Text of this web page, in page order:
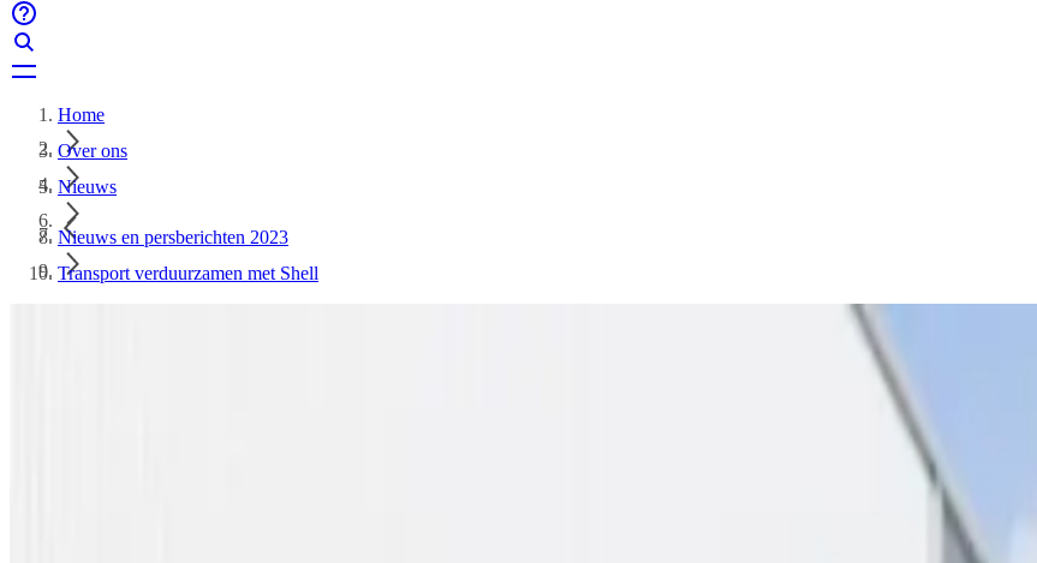
Home
Over ons
Nieuws
Nieuws en persberichten 2023
Transport verduurzamen met Shell